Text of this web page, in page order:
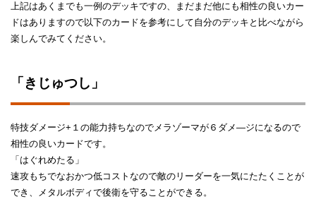
上記はあくまでも一例のデッキですの、まだまだ他にも相性の良いカー
ドはありますので以下のカードを参考にして自分のデッキと比べながら
楽しんでみてください。
「きじゅつし」
特技ダメージ+１の能力持ちなのでメラゾーマが６ダメ―ジになるので
相性の良いカードです。
「はぐれめたる」
速攻もちでなおかつ低コストなので敵のリーダーを一気にたたくことが
でき、メタルボディで後衛を守ることができる。